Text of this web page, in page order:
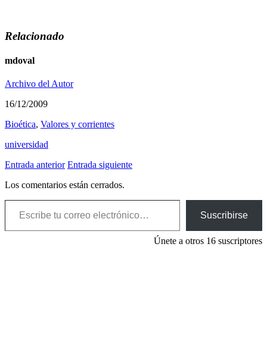
Relacionado
mdoval
Archivo del Autor
16/12/2009
Bioética, Valores y corrientes
universidad
Entrada anterior Entrada siguiente
Los comentarios están cerrados.
Escribe tu correo electrónico…
Suscribirse
Únete a otros 16 suscriptores